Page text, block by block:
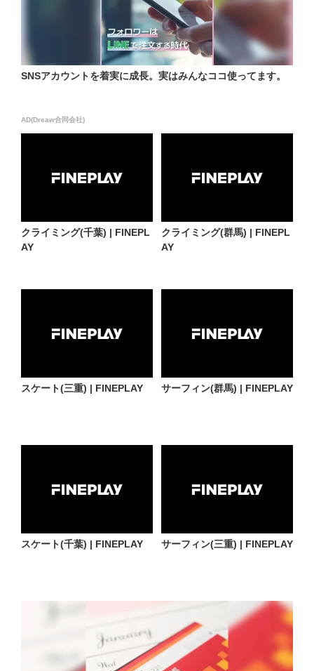
SNSアカウントを着実に成長。実はみんなココ使ってます。
AD(Dreaw合同会社)
クライミング(千葉) | FINEPL
AY
クライミング(群馬) | FINEPL
AY
スケート(三重) | FINEPLAY サーフィン(群馬) | FINEPLAY
スケート(千葉) | FINEPLAY サーフィン(三重) | FINEPLAY